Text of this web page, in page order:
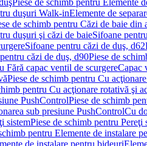
Piese de schimb pentru Elemente
duşuri Walk-inElemente de
de schimb pentru Căzi de baie din
duşuri şi căzi de baieSifoane
Sifoane pentru căzi de duş, d62
căzi de duş, d90Piese de
Fără capac ventil de scurgereCapac
Piese de schimb pentru Cu
pentru Cu acţionare rotativă şi
PushControlPiese de schimb
sub presiune PushControlCu
sistemPiese de schimb pentru Pereţi
pentru Elemente de instalare
de instalare pentru bideuri